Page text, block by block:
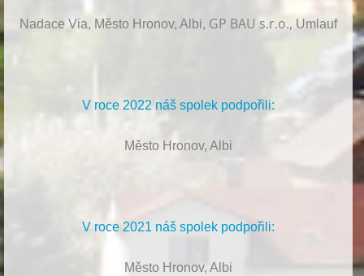
Nadace Via, Město Hronov, Albi, GP BAU s.r.o., Umlauf
V roce 2022 náš spolek podpořili:
Město Hronov, Albi
V roce 2021 náš spolek podpořili:
Město Hronov, Albi